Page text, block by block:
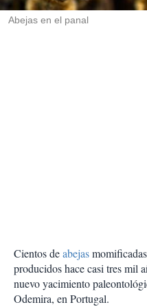
r
Abejas en el panal
Cientos deabejas
producidos hace casi tres mil
nuevo yacimiento
Odemira, en Portugal.